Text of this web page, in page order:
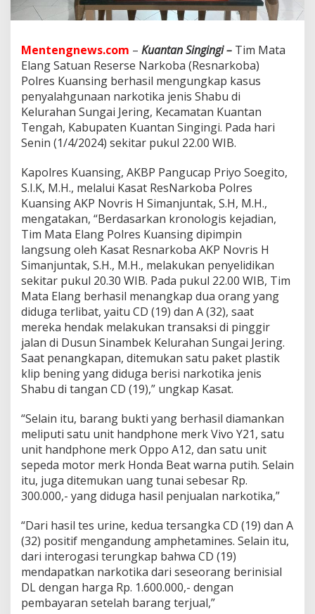
l
r
s
K
a
n
s
i
n
g
n
g
k
a
p
K
a
s
u
s
P
e
n
y
a
l
a
h
u
n
a
a
n
N
a
o
t
k
J
e
Mentengnews.com – Kuantan Singingi – Tim Mata
Elang Satuan Reserse Narkoba (Resnarkoba)
Polres Kuansing berhasil mengungkap kasus
penyalahgunaan narkotika jenis Shabu di
Kelurahan Sungai Jering, Kecamatan Kuantan
Tengah, Kabupaten Kuantan Singingi. Pada hari
Senin (1/4/2024) sekitar pukul 22.00 WIB.
Kapolres Kuansing, AKBP Pangucap Priyo Soegito,
S.I.K, M.H., melalui Kasat ResNarkoba Polres
Kuansing AKP Novris H Simanjuntak, S.H, M.H.,
mengatakan, “Berdasarkan kronologis kejadian,
Tim Mata Elang Polres Kuansing dipimpin
langsung oleh Kasat Resnarkoba AKP Novris H
Simanjuntak, S.H., M.H., melakukan penyelidikan
sekitar pukul 20.30 WIB. Pada pukul 22.00 WIB, Tim
Mata Elang berhasil menangkap dua orang yang
diduga terlibat, yaitu CD (19) dan A (32), saat
mereka hendak melakukan transaksi di pinggir
jalan di Dusun Sinambek Kelurahan Sungai Jering.
Saat penangkapan, ditemukan satu paket plastik
klip bening yang diduga berisi narkotika jenis
Shabu di tangan CD (19),” ungkap Kasat.
“Selain itu, barang bukti yang berhasil diamankan
meliputi satu unit handphone merk Vivo Y21, satu
unit handphone merk Oppo A12, dan satu unit
sepeda motor merk Honda Beat warna putih. Selain
itu, juga ditemukan uang tunai sebesar Rp.
300.000,- yang diduga hasil penjualan narkotika,”
“Dari hasil tes urine, kedua tersangka CD (19) dan A
(32) positif mengandung amphetamines. Selain itu,
dari interogasi terungkap bahwa CD (19)
mendapatkan narkotika dari seseorang berinisial
DL dengan harga Rp. 1.600.000,- dengan
pembayaran setelah barang terjual,”